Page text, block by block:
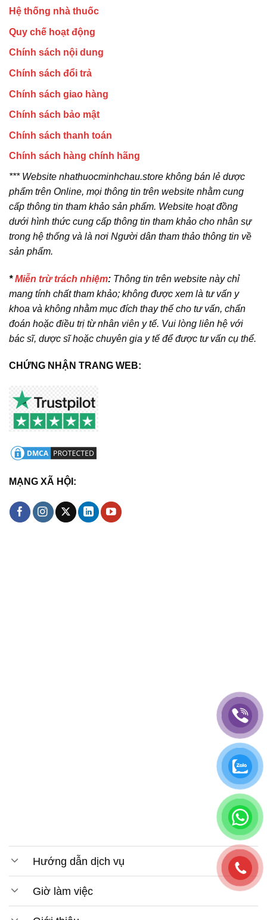
Hệ thống nhà thuốc
Quy chế hoạt động
Chính sách nội dung
Chính sách đổi trả
Chính sách giao hàng
Chính sách bảo mật
Chính sách thanh toán
Chính sách hàng chính hãng
*** Website nhathuocminhchau.store không bán lẻ dược
phẩm trên Online, mọi thông tin trên website nhằm cung
cấp thông tin tham khảo sản phẩm. Website hoạt đồng
dưới hình thức cung cấp thông tin tham khảo cho nhân sự
trong hệ thống và là nơi Người dân tham thảo thông tin về
sản phẩm.
*Miễn trừ trách nhiệm: Thông tin trên website này chỉ
mang tính chất tham khảo; không được xem là tư vấn y
khoa và không nhằm mục đích thay thế cho tư vấn, chẩn
đoán hoặc điều trị từ nhân viên y tế. Vui lòng liên hệ với
bác sĩ, dược sĩ hoặc chuyên gia y tế để được tư vấn cụ thể.
CHỨNG NHẬN TRANG WEB:
MẠNG XÃ HỘI:
Hướng dẫn dịch vụ
Giờ làm việc